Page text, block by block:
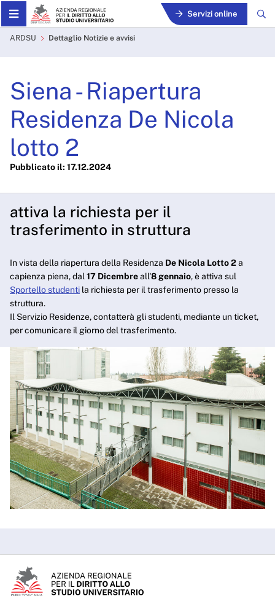
Skip to Main Content Servizi online
Siena - Riapertura
ARDSU Dettaglio Notizie e avvisi
Siena - Riapertura
Residenza De Nicola
lotto 2
Pubblicato il: 17.12.2024
attiva la richiesta per il
trasferimento in struttura
In vista della riapertura della Residenza De Nicola Lotto 2a
capienza piena, dal17 Dicembreall'8 gennaio, è attiva sul
Sportello studenti la richiesta per il trasferimento presso la
struttura.
Il Servizio Residenze, contatterà gli studenti, mediante un ticket,
per comunicare il giorno del trasferimento.